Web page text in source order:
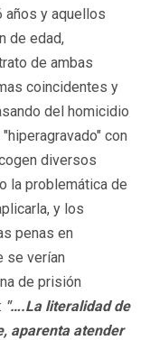
años y aquellos
de edad,
de ambas
coincidentes y
del homicidio
con
diversos
la problemática de
y los
penas en
se verían
de prisión
"….La literalidad de
aparenta atender